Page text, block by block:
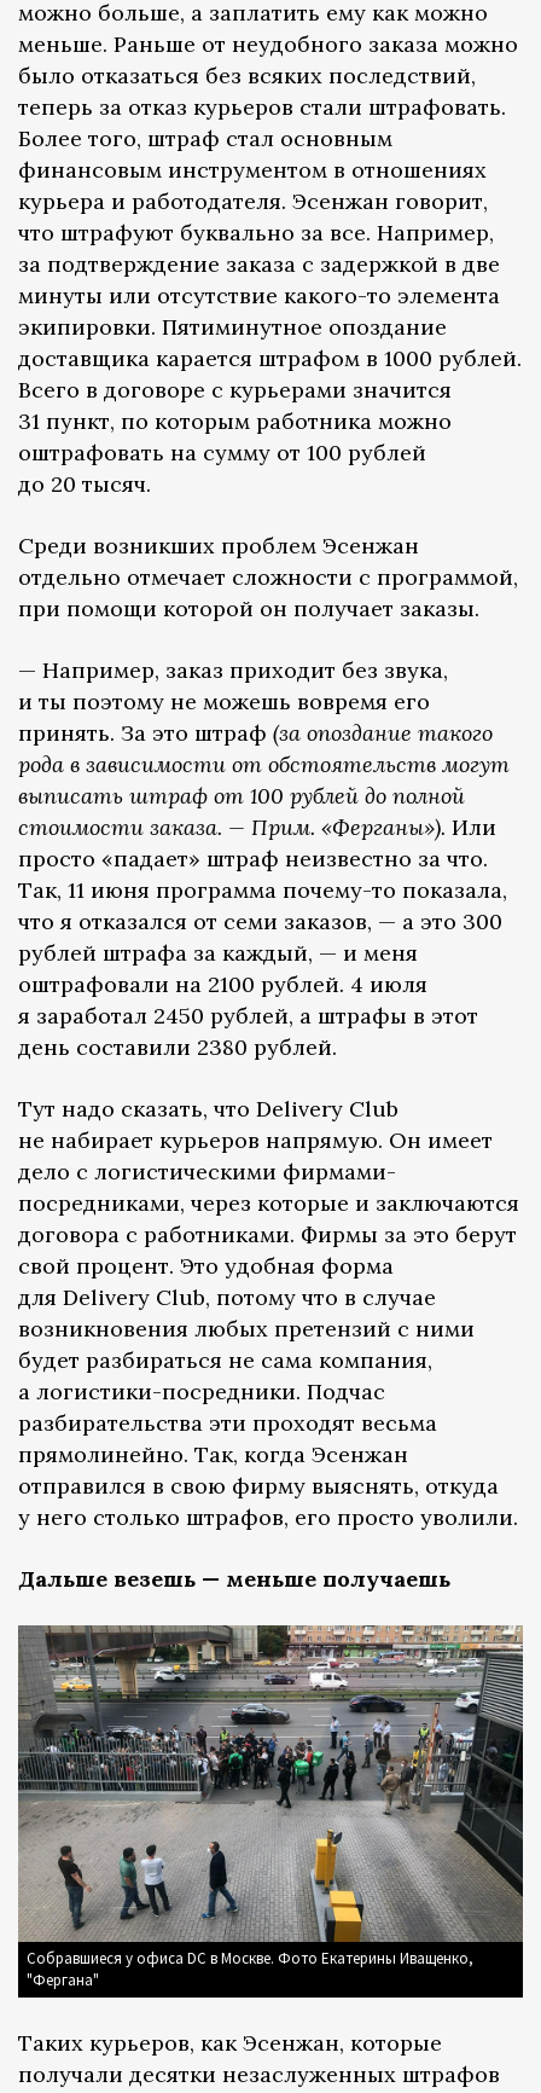
можно больше, а заплатить ему как можно
меньше. Раньше от неудобного заказа можно
было отказаться без всяких последствий,
теперь за отказ курьеров стали штрафовать.
Более того, штраф стал основным
финансовым инструментом в отношениях
курьера и работодателя. Эсенжан говорит,
что штрафуют буквально за все. Например,
за подтверждение заказа с задержкой в две
минуты или отсутствие какого-то элемента
экипировки. Пятиминутное опоздание
доставщика карается штрафом в 1000 рублей.
Всего в договоре с курьерами значится
31 пункт, по которым работника можно
оштрафовать на сумму от 100 рублей
до 20 тысяч.
Среди возникших проблем Эсенжан
отдельно отмечает сложности с программой,
при помощи которой он получает заказы.
— Например, заказ приходит без звука,
и ты поэтому не можешь вовремя его
принять. За это штраф (за опоздание такого
рода в зависимости от обстоятельств могут
выписать штраф от 100 рублей до полной
стоимости заказа. — Прим. «Ферганы»). Или
просто «падает» штраф неизвестно за что.
Так, 11 июня программа почему-то показала,
что я отказался от семи заказов, — а это 300
рублей штрафа за каждый, — и меня
оштрафовали на 2100 рублей. 4 июля
я заработал 2450 рублей, а штрафы в этот
день составили 2380 рублей.
Тут надо сказать, что Delivery Club
не набирает курьеров напрямую. Он имеет
дело с логистическими фирмами-
посредниками, через которые и заключаются
договора с работниками. Фирмы за это берут
свой процент. Это удобная форма
для Delivery Club, потому что в случае
возникновения любых претензий с ними
будет разбираться не сама компания,
а логистики-посредники. Подчас
разбирательства эти проходят весьма
прямолинейно. Так, когда Эсенжан
отправился в свою фирму выяснять, откуда
у него столько штрафов, его просто уволили.
Дальше везешь — меньше получаешь
Собравшиеся у офиса DC в Москве. Фото Екатерины Иващенко,
"Фергана"
Таких курьеров, как Эсенжан, которые
получали десятки незаслуженных штрафов